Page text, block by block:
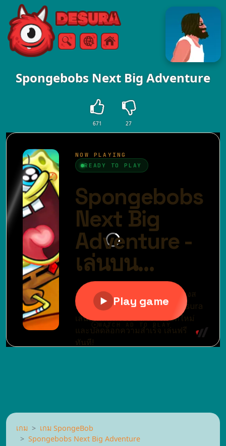
Free Online Games
ค้นหา เมนู
Spongebobs Next Big Adventure
671 27
เกม
เกม SpongeBob
Spongebobs Next Big Adventure